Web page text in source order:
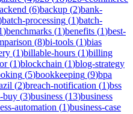
(6)backup (2)bank-
batch-processing (1)batch-
)benchmarks (1)benefits (1)best-
(8)bi-tools (1)bias
(1)billable-hours (1)billing
(1)blockchain (1)blog-strategy
(5)bookkeeping (9)bpa
(2)breach-notification (1)bss
buy (3)business (13)business
automation (1)business-case